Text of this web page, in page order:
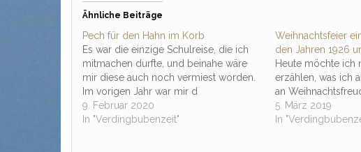
Ähnliche Beiträge
Pech für den Hahn im Korb
Es war die einzige Schulreise, die ich
mitmachen durfte, und beinahe wäre
mir diese auch noch vermiest worden.
Im vorigen Jahr war mir d
9. Februar 2020
In "Verdingbubenzeit"
Weihnachtsfeier
den Jahren 1926
Heute möchte ich
erzählen, was ich
an
5. März 2019
In